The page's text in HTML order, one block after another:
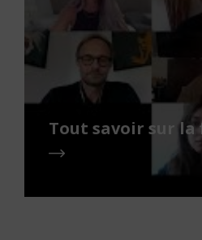
Tout savoir sur la